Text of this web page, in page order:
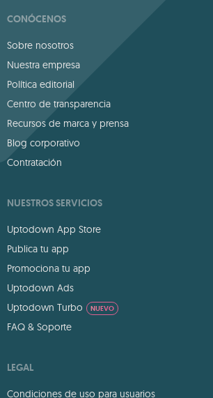
CONÓCENOS
Sobre nosotros
Nuestra empresa
Política editorial
Centro de transparencia
Recursos de marca y prensa
Blog corporativo
Contratación
NUESTROS SERVICIOS
Uptodown App Store
Publica tu app
Promociona tu app
Uptodown Ads
Uptodown Turbo
NUEVO
FAQ & Soporte
LEGAL
Condiciones de uso para usuarios